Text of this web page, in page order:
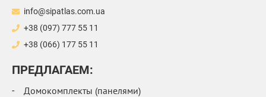
info@sipatlas.com.ua
+38 (097) 777 55 11
+38 (066) 177 55 11
ПРЕДЛАГАЕМ:
Домокомплекты (панелями)